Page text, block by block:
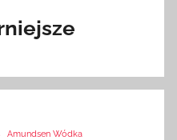
Amundsen Wódka